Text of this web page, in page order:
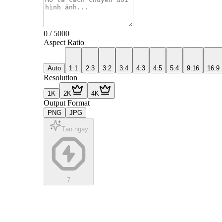
0 / 5000
Aspect Ratio
Auto 1:1 2:3 3:2 3:4 4:3 4:5 5:4 9:16 16:9
Resolution
1K 2K 4K
Output Format
PNG JPG
Tạo ngay
7